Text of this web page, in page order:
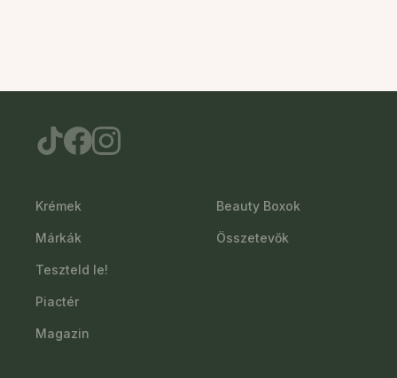
Krémek
Márkák
Teszteld le!
Piactér
Magazin
Beauty Boxok
Összetevők